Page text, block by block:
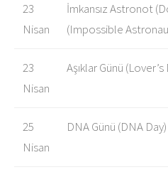
23
Nisan
İmkansız Astronot
(Impossible
23
Nisan
Aşıklar Günü (Lover’s
25
Nisan
DNA Günü (DNA Day)